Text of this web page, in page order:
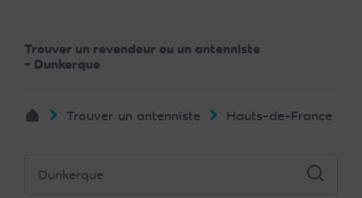
Trouver un revendeur ou un antenniste
- Dunkerque
Trouver un antenniste Hauts-de-France